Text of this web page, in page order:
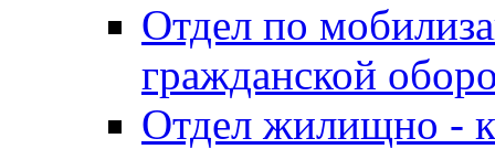
Отдел по
гражданской
Отдел жилищно -